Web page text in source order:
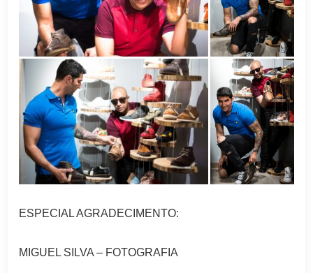
ESPECIAL AGRADECIMENTO:
MIGUEL SILVA – FOTOGRAFIA